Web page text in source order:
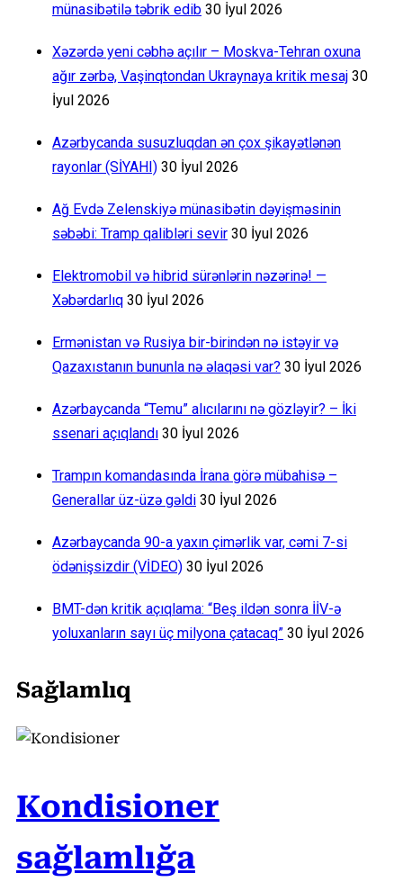
münasibətilə təbrik edib 30 İyul 2026
Xəzərdə yeni cəbhə açılır – Moskva-Tehran oxuna
ağır zərbə, Vaşinqtondan Ukraynaya kritik mesaj 30
İyul 2026
Azərbycanda susuzluqdan ən çox şikayətlənən
rayonlar (SİYAHI) 30 İyul 2026
Ağ Evdə Zelenskiyə münasibətin dəyişməsinin
səbəbi: Tramp qalibləri sevir 30 İyul 2026
Elektromobil və hibrid sürənlərin nəzərinə! —
Xəbərdarlıq 30 İyul 2026
Ermənistan və Rusiya bir-birindən nə istəyir və
Qazaxıstanın bununla nə əlaqəsi var? 30 İyul 2026
Azərbaycanda “Temu” alıcılarını nə gözləyir? – İki
ssenari açıqlandı 30 İyul 2026
Trampın komandasında İrana görə mübahisə –
Generallar üz-üzə gəldi 30 İyul 2026
Azərbaycanda 90-a yaxın çimərlik var, cəmi 7-si
ödənişsizdir (VİDEO) 30 İyul 2026
BMT-dən kritik açıqlama: “Beş ildən sonra İİV-ə
yoluxanların sayı üç milyona çatacaq” 30 İyul 2026
Sağlamlıq
Kondisioner
sağlamlığa